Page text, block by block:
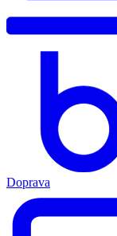
Doprava